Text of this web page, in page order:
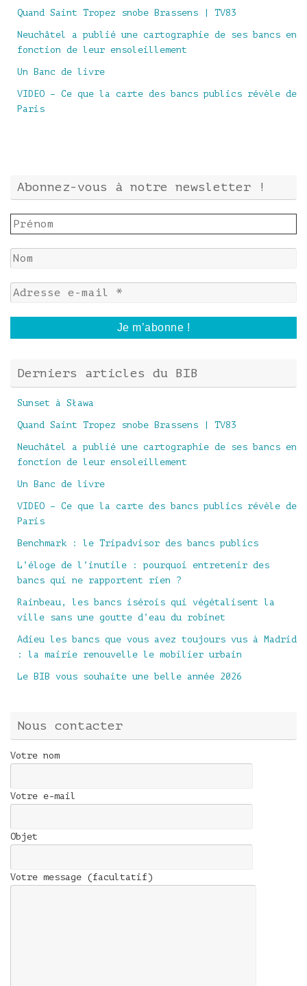
Quand Saint Tropez snobe Brassens | TV83
Neuchâtel a publié une cartographie de ses bancs en
fonction de leur ensoleillement
Un Banc de livre
VIDEO – Ce que la carte des bancs publics révèle de
Paris
Abonnez-vous à notre newsletter !
Derniers articles du BIB
Sunset à Sława
Quand Saint Tropez snobe Brassens | TV83
Neuchâtel a publié une cartographie de ses bancs en
fonction de leur ensoleillement
Un Banc de livre
VIDEO – Ce que la carte des bancs publics révèle de
Paris
Benchmark : le Tripadvisor des bancs publics
L’éloge de l’inutile : pourquoi entretenir des
bancs qui ne rapportent rien ?
Rainbeau, les bancs isérois qui végétalisent la
ville sans une goutte d’eau du robinet
Adieu les bancs que vous avez toujours vus à Madrid
: la mairie renouvelle le mobilier urbain
Le BIB vous souhaite une belle année 2026
Nous contacter
Votre nom
Votre e-mail
Objet
Votre message (facultatif)